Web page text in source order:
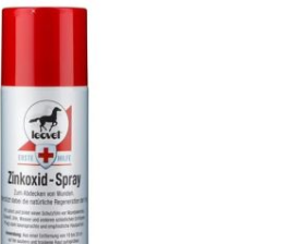
do koszyka